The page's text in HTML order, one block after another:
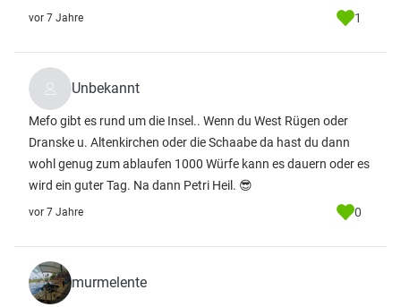
vor 7 Jahre 1
Unbekannt
Mefo gibt es rund um die Insel.. Wenn du West Rügen oder
Dranske u. Altenkirchen oder die Schaabe da hast du dann
wohl genug zum ablaufen 1000 Würfe kann es dauern oder es
wird ein guter Tag. Na dann Petri Heil. 😎
vor 7 Jahre 0
murmelente